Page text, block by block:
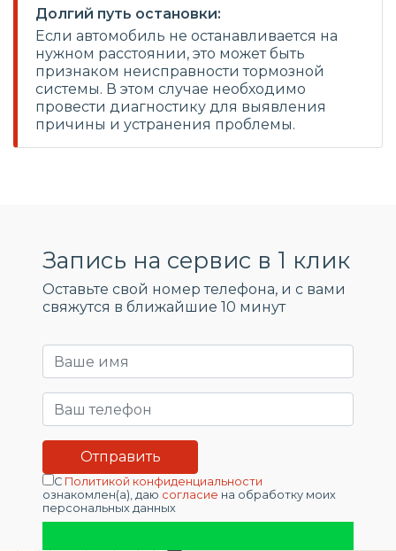
Долгий путь остановки:
Если автомобиль не останавливается на
нужном расстоянии, это может быть
признаком неисправности тормозной
системы. В этом случае необходимо
провести диагностику для выявления
причины и устранения проблемы.
Запись на сервис в 1 клик
Оставьте свой номер телефона, и c вами
свяжутся в ближайшие 10 минут
С Политикой конфиденциальности
ознакомлен(а), даю согласие на обработку моих
персональных данных